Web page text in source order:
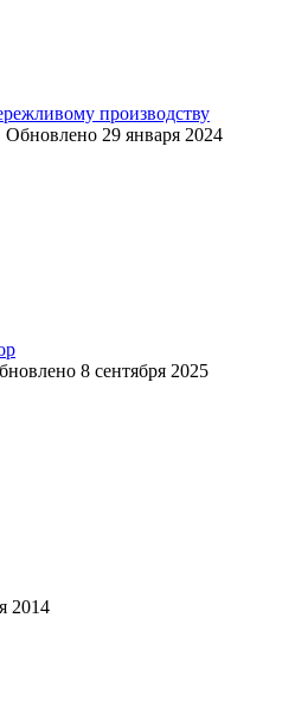
производству
Обновлено 29 января 2024
8 сентября 2025
2014